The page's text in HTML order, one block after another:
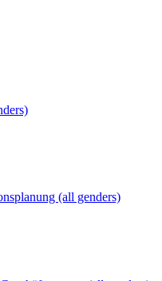
(all genders)